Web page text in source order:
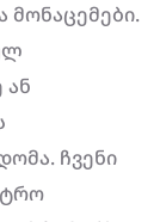
ჩვენი